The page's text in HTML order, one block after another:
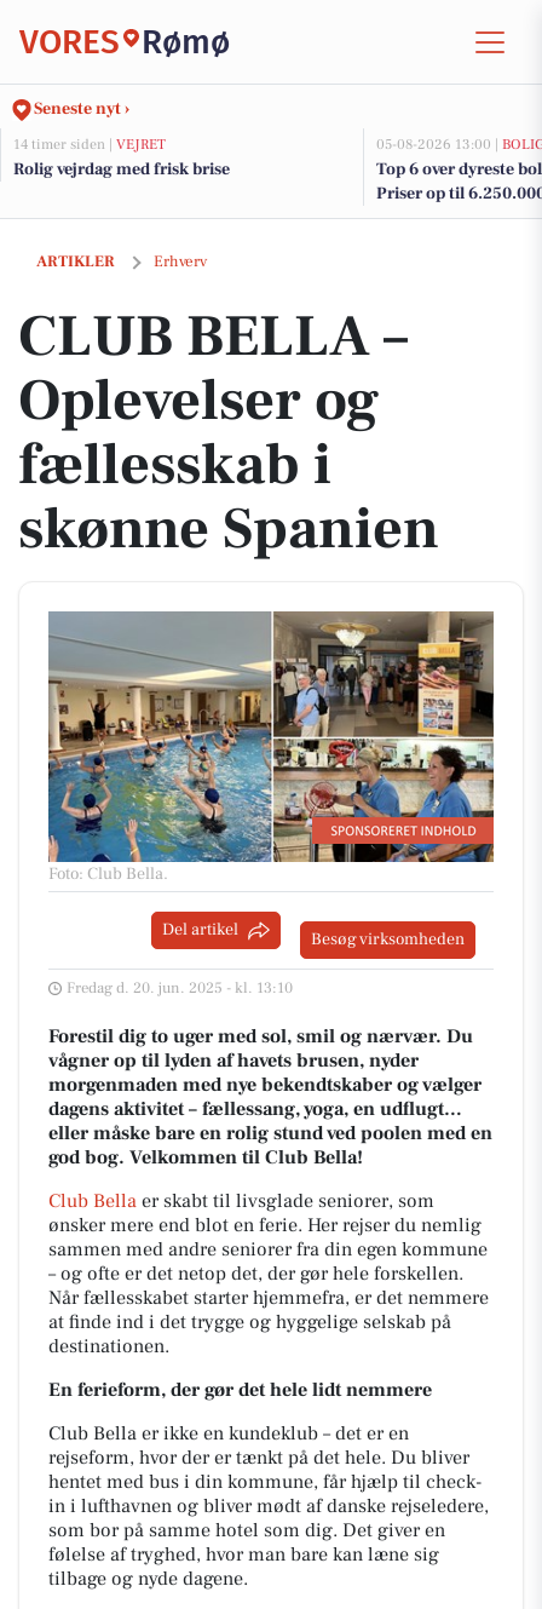
VORES Rømø
Seneste nyt ›
14 timer siden | VEJRET
Rolig vejrdag med frisk brise
05-08-2026 13:00 |
Top 6 over dyreste
Priser op til
ARTIKLER Erhverv
CLUB BELLA – Oplevelser og fællesskab i skønne Spanien
CLUB BELLA –
Oplevelser og
fællesskab i
skønne Spanien
Foto: Club Bella.
Del artikel Besøg virksomheden
Fredag d. 20. jun. 2025 - kl. 13:10
Forestil dig to uger med sol, smil og nærvær. Du
vågner op til lyden af havets brusen, nyder
morgenmaden med nye bekendtskaber og vælger
dagens aktivitet – fællessang, yoga, en udflugt…
eller måske bare en rolig stund ved poolen med en
god bog. Velkommen til Club Bella!
Club Bella er skabt til livsglade seniorer, som
ønsker mere end blot en ferie. Her rejser du nemlig
sammen med andre seniorer fra din egen kommune
– og ofte er det netop det, der gør hele forskellen.
Når fællesskabet starter hjemmefra, er det nemmere
at finde ind i det trygge og hyggelige selskab på
destinationen.
En ferieform, der gør det hele lidt nemmere
Club Bella er ikke en kundeklub – det er en
rejseform, hvor der er tænkt på det hele. Du bliver
hentet med bus i din kommune, får hjælp til check-
in i lufthavnen og bliver mødt af danske rejseledere,
som bor på samme hotel som dig. Det giver en
følelse af tryghed, hvor man bare kan læne sig
tilbage og nyde dagene.